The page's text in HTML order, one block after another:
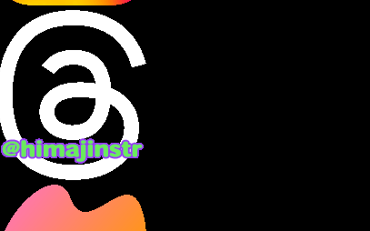
2024年1月
2023年12月
2023年11月 (4)
2023年10月
(3)
2023年9月
2023年8月(12)
2023年7月
(14)
2023年6月
2023年5月
(5)
2023年4月(6)
2023年3月
(3)
2023年1月
2022年12月
2022年11月